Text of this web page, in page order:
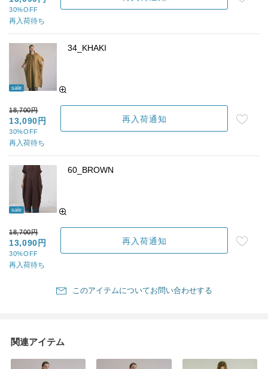
30%OFF
再入荷待ち
sale
34_KHAKI
18,700円
13,090円
30%OFF
再入荷待ち
再入荷通知
sale
60_BROWN
18,700円
13,090円
30%OFF
再入荷待ち
再入荷通知
このアイテムについてお問い合わせする
関連アイテム